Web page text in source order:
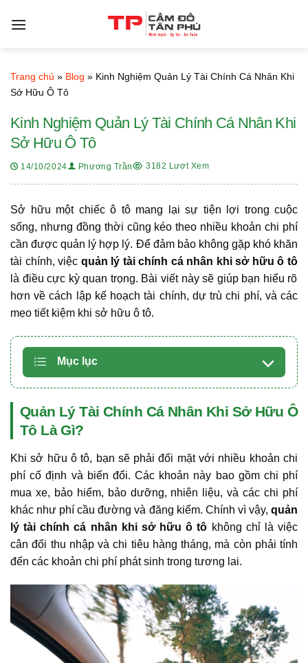
qua
Trang chủ » Blog » Kinh Nghiệm Quản Lý Tài Chính Cá Nhân Khi
Sở Hữu Ô Tô
Kinh Nghiệm Quản Lý Tài Chính Cá Nhân Khi
Sở Hữu Ô Tô
14/10/2024 Phương Trần 3182 Lượt Xem
Sở hữu một chiếc ô tô mang lại sự tiện lợi trong cuộc
sống, nhưng đồng thời cũng kéo theo nhiều khoản chi phí
cần được quản lý hợp lý. Để đảm bảo không gặp khó khăn
tài chính, việc quản lý tài chính cá nhân khi sở hữu ô tô
là điều cực kỳ quan trọng. Bài viết này sẽ giúp bạn hiểu rõ
hơn về cách lập kế hoạch tài chính, dự trù chi phí, và các
mẹo tiết kiệm khi sở hữu ô tô.
Mục lục
Quản Lý Tài Chính Cá Nhân Khi Sở Hữu Ô
Tô Là Gì?
Khi sở hữu ô tô, bạn sẽ phải đối mặt với nhiều khoản chi
phí cố định và biến đổi. Các khoản này bao gồm chi phí
mua xe, bảo hiểm, bảo dưỡng, nhiên liệu, và các chi phí
khác như phí cầu đường và đăng kiểm. Chính vì vậy, quản
lý tài chính cá nhân khi sở hữu ô tô không chỉ là việc
cân đối thu nhập và chi tiêu hàng tháng, mà còn phải tính
đến các khoản chi phí phát sinh trong tương lai.